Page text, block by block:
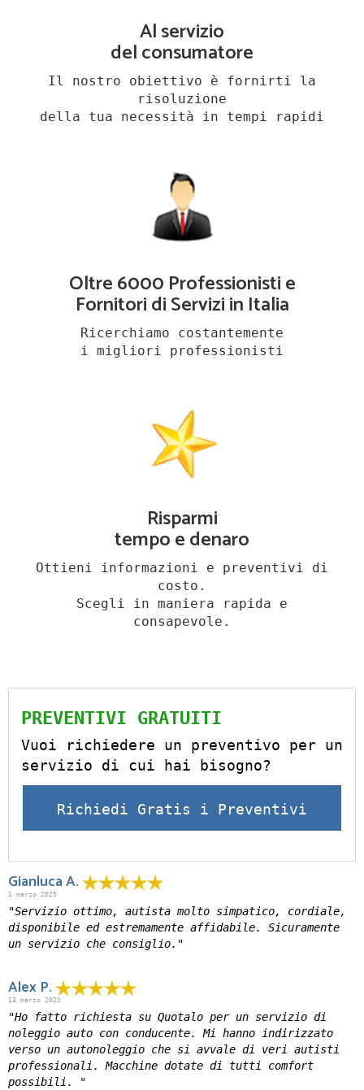
Al servizio
del consumatore
Il nostro obiettivo è fornirti la
risoluzione
della tua necessità in tempi rapidi
Oltre 6000 Professionisti e
Fornitori di Servizi in Italia
Ricerchiamo costantemente
i migliori professionisti
Risparmi
tempo e denaro
Ottieni informazioni e preventivi di
costo.
Scegli in maniera rapida e
consapevole.
PREVENTIVI GRATUITI
Vuoi richiedere un preventivo per un
servizio di cui hai bisogno?
Richiedi Gratis i Preventivi
Gianluca A.
1 marzo 2025
"Servizio ottimo, autista molto simpatico, cordiale,
disponibile ed estremamente affidabile. Sicuramente
un servizio che consiglio."
Alex P.
13 marzo 2021
"Ho fatto richiesta su Quotalo per un servizio di
noleggio auto con conducente. Mi hanno indirizzato
verso un autonoleggio che si avvale di veri autisti
professionali. Macchine dotate di tutti comfort
possibili. "